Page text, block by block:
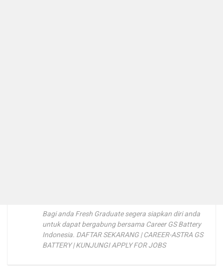
Bagi anda Fresh Graduate segera siapkan diri anda
untuk dapat bergabung bersama Career GS Battery
Indonesia. DAFTAR SEKARANG | CAREER-ASTRA GS
BATTERY | KUNJUNGI APPLY FOR JOBS